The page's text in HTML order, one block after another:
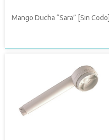
Mango Ducha “Sara” [Sin Codo]